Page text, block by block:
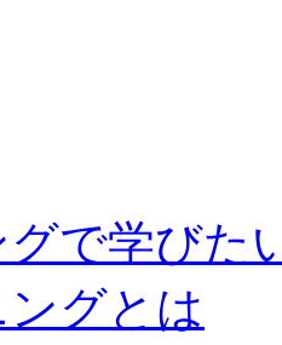
グで学びた
グとは